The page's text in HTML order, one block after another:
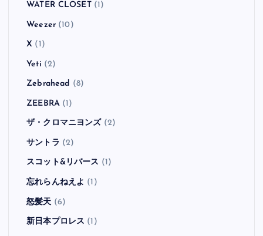
WATER CLOSET(1)
Weezer(10)
X (1)
Yeti (2)
Zebrahead (8)
ZEEBRA(1)
ザ・クロマニヨンズ (2)
サントラ (2)
スコット&リバース (1)
忘れらんねえよ (1)
怒髪天 (6)
新日本プロレス (1)